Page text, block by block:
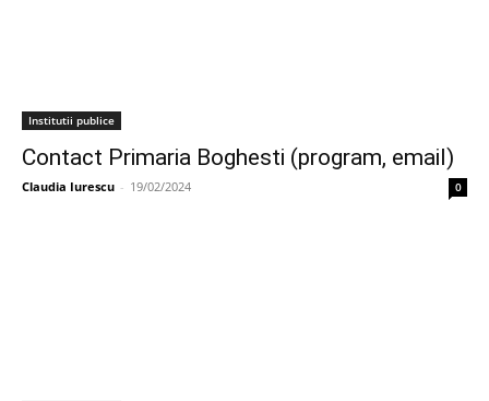
Institutii publice
Contact Primaria Boghesti (program, email)
Claudia Iurescu - 19/02/2024 0